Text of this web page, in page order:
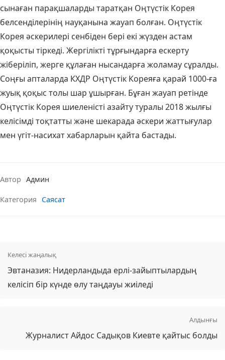
сынаған парақшаларды таратқан Оңтүстік Корея
белсенділерінің науқанына жауап болған. Оңтүстік
Корея әскерилері сенбіден бері екі жүзден астам
қоқысты тіркеді. Жергілікті тұрғындарға ескерту
жіберіліп, жерге құлаған нысандарға жоламау сұралды.
Соңғы апталарда КХДР Оңтүстік Кореяға қарай 1000-ға
жуық қоқыс толы шар ұшырған. Бұған жауап ретінде
Оңтүстік Корея шиеленісті азайту туралы 2018 жылғы
келісімді тоқтатты және шекарада әскери жаттығулар
мен үгіт-насихат хабарларын қайта бастады.
Автор Админ
Категория Саясат
Келесі жаңалық
Эвтаназия: Нидерландыда ерлі-зайыптылардың
келісіп бір күнде өлу таңдауы жиіледі
Алдынғы
Журналист Айдос Садықов Киевте қайтыс болды